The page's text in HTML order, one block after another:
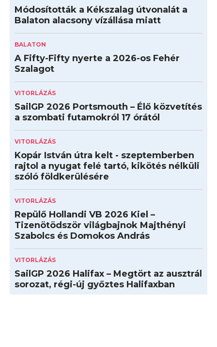
Módosították a Kékszalag útvonalát a
Balaton alacsony vízállása miatt
BALATON
A Fifty-Fifty nyerte a 2026-os Fehér
Szalagot
VITORLÁZÁS
SailGP 2026 Portsmouth – Élő közvetítés
a szombati futamokról 17 órától
VITORLÁZÁS
Kopár István útra kelt - szeptemberben
rajtol a nyugat felé tartó, kikötés nélküli
szóló földkerülésére
VITORLÁZÁS
Repülő Hollandi VB 2026 Kiel –
Tizenötödször világbajnok Majthényi
Szabolcs és Domokos András
VITORLÁZÁS
SailGP 2026 Halifax – Megtört az ausztrál
sorozat, régi-új győztes Halifaxban